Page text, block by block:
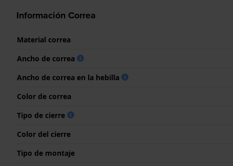
Información Correa
Material correa
Ancho de correa
Ancho de correa en la hebilla
Color de correa
Tipo de cierre
Color del cierre
Tipo de montaje